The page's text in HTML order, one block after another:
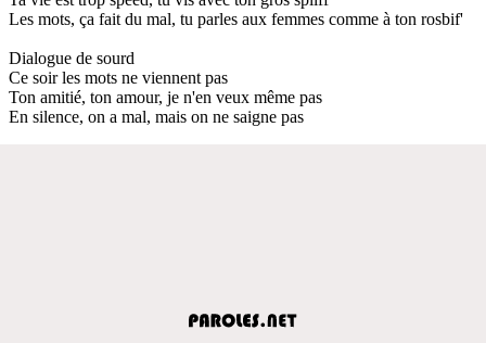
Les mots, ça fait du mal, tu parles aux femmes comme à ton rosbif'
Dialogue de sourd
Ce soir les mots ne viennent pas
Ton amitié, ton amour, je n'en veux même pas
En silence, on a mal, mais on ne saigne pas